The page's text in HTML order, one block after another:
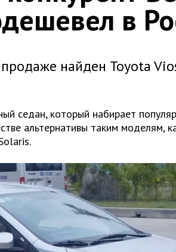
в
найден Toyota
седан, который набирает
альтернативы таким моделям,